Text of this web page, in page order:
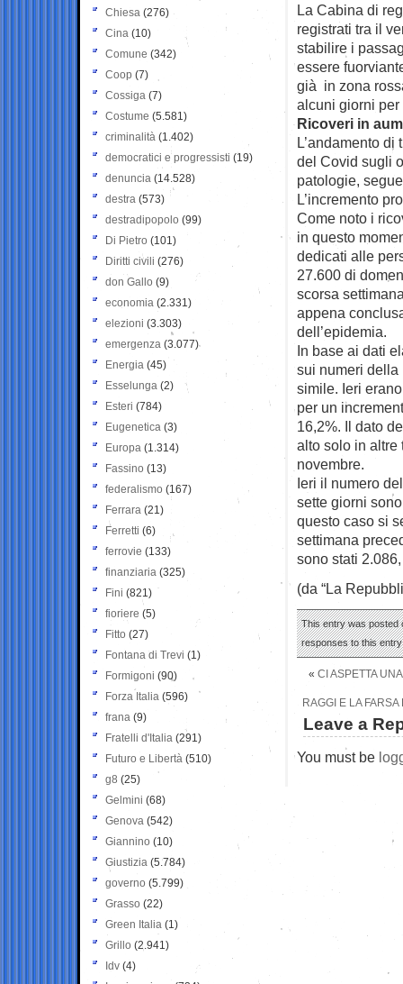
La Cabina di
registrati tra il
stabilire i
essere
già in zona
alcuni giorni
Ricoveri in
L’andamento
del Covid sugli
patologie,
L’incremento
Come noto i
in questo
dedicati alle
27.600 di
scorsa
appena
dell’epidemia.
In base ai dati
sui numeri della
simile. Ieri
per un
16,2%. Il dato
alto solo in altre
novembre.
Ieri il numero
sette giorni
questo caso si
settimana
sono stati
(da “La
This entry was posted
responses to this
« CI ASPETTA
RAGGI E LA
Leave a
You must be
Chiesa (276)
Cina (10)
Comune (342)
Coop (7)
Cossiga (7)
Costume (5.581)
criminalità (1.402)
democratici e progressisti (19)
denuncia (14.528)
destra (573)
destradipopolo (99)
Di Pietro (101)
Diritti civili (276)
don Gallo (9)
economia (2.331)
elezioni (3.303)
emergenza (3.077)
Energia (45)
Esselunga (2)
Esteri (784)
Eugenetica (3)
Europa (1.314)
Fassino (13)
federalismo (167)
Ferrara (21)
Ferretti (6)
ferrovie (133)
finanziaria (325)
Fini (821)
fioriere (5)
Fitto (27)
Fontana di Trevi (1)
Formigoni (90)
Forza Italia (596)
frana (9)
Fratelli d'Italia (291)
Futuro e Libertà (510)
g8 (25)
Gelmini (68)
Genova (542)
Giannino (10)
Giustizia (5.784)
governo (5.799)
Grasso (22)
Green Italia (1)
Grillo (2.941)
Idv (4)